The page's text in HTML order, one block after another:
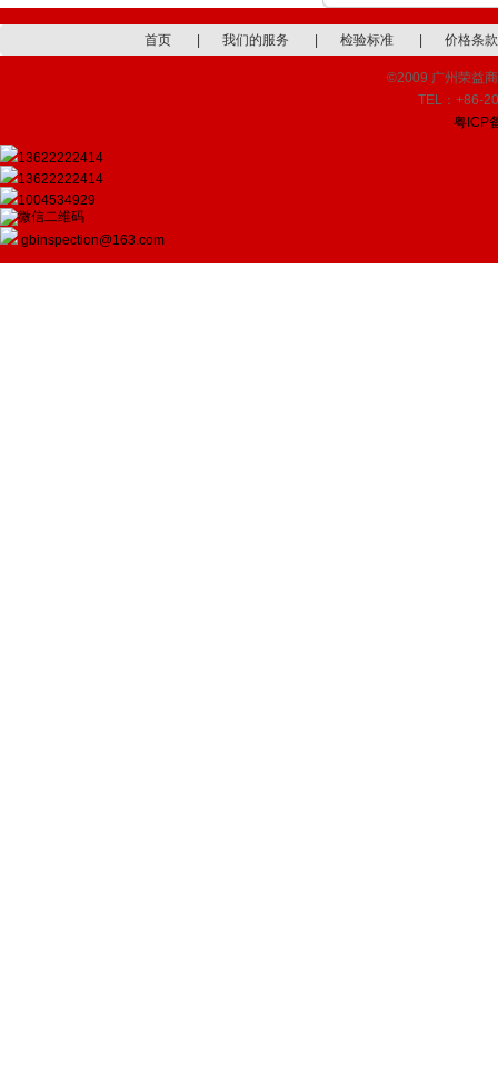
首页 我们的服务 检验标准 价格条款
©2009 广州荣益
TEL：+86-
粤ICP
13622222414
13622222414
1004534929
gbinspection@163.com